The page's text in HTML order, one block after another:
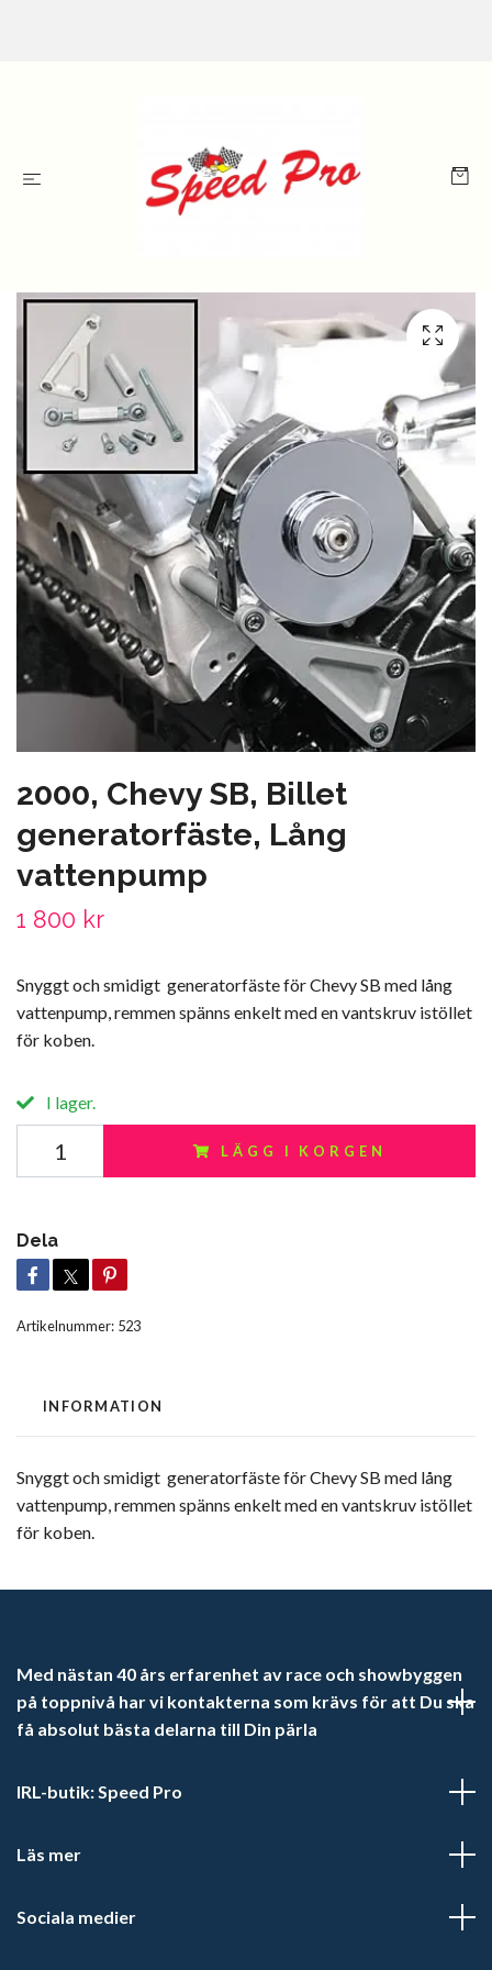
2000, Chevy SB, Billet
generatorfäste, Lång
vattenpump
1 800 kr
Snyggt och smidigt generatorfäste för Chevy SB med lång
vattenpump, remmen spänns enkelt med en vantskruv istöllet
för koben.
I lager.
LÄGG I KORGEN
Dela
Artikelnummer: 523
INFORMATION
Snyggt och smidigt generatorfäste för Chevy SB med lång
vattenpump, remmen spänns enkelt med en vantskruv istöllet
för koben.
Med nästan 40 års erfarenhet av race och showbyggen
på toppnivå har vi kontakterna som krävs för att Du ska
få absolut bästa delarna till Din pärla
IRL-butik: Speed Pro
Läs mer
Sociala medier